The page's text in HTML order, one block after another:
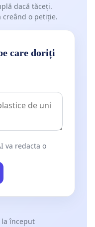
dacă tăceți.
creând o petiție.
care doriți
va redacta o
început